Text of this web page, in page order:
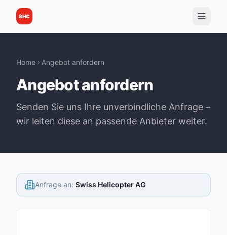
SHC
Home Angebot anfordern
Angebot anfordern
Senden Sie uns Ihre unverbindliche Anfrage –
wir leiten diese an passende Anbieter weiter.
Anfrage an: Swiss Helicopter AG